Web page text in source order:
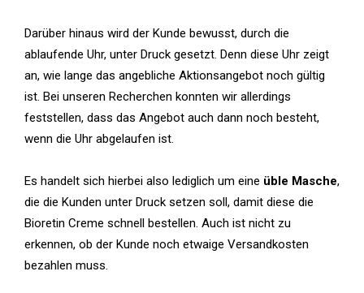
Darüber hinaus wird der Kunde bewusst, durch die
ablaufende Uhr, unter Druck gesetzt. Denn diese Uhr zeigt
an, wie lange das angebliche Aktionsangebot noch gültig
ist. Bei unseren Recherchen konnten wir allerdings
feststellen, dass das Angebot auch dann noch besteht,
wenn die Uhr abgelaufen ist.
Es handelt sich hierbei also lediglich um eine üble Masche,
die die Kunden unter Druck setzen soll, damit diese die
Bioretin Creme schnell bestellen. Auch ist nicht zu
erkennen, ob der Kunde noch etwaige Versandkosten
bezahlen muss.